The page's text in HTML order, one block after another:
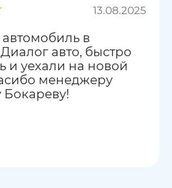
13.08.2025
в
авто, быстро
и уехали на новой
менеджеру